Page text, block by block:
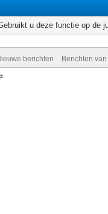
u deze functie op de
berichten Berichten